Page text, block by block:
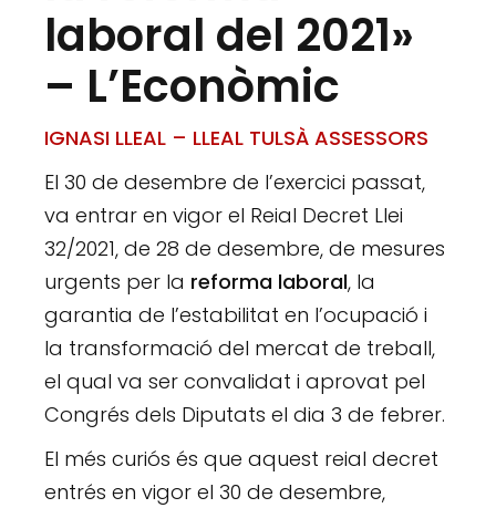
laboral del 2021»
– L’Econòmic
IGNASI LLEAL – LLEAL TULSÀ ASSESSORS
El 30 de desem­bre de l’exer­cici pas­sat,
va entrar en vigor el Reial Decret Llei
32/2021, de 28 de desem­bre, de mesu­res
urgents per la reforma labo­ral, la
garan­tia de l’esta­bi­li­tat en l’ocu­pació i
la trans­for­mació del mer­cat de tre­ball,
el qual va ser con­va­li­dat i apro­vat pel
Congrés dels Dipu­tats el dia 3 de febrer.
El més curiós és que aquest reial decret
entrés en vigor el 30 de desem­bre,